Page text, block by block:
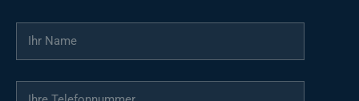
Ihr Name
Ihre Telefonnummer